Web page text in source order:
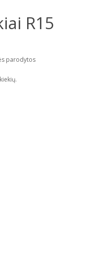
R15
parodytos